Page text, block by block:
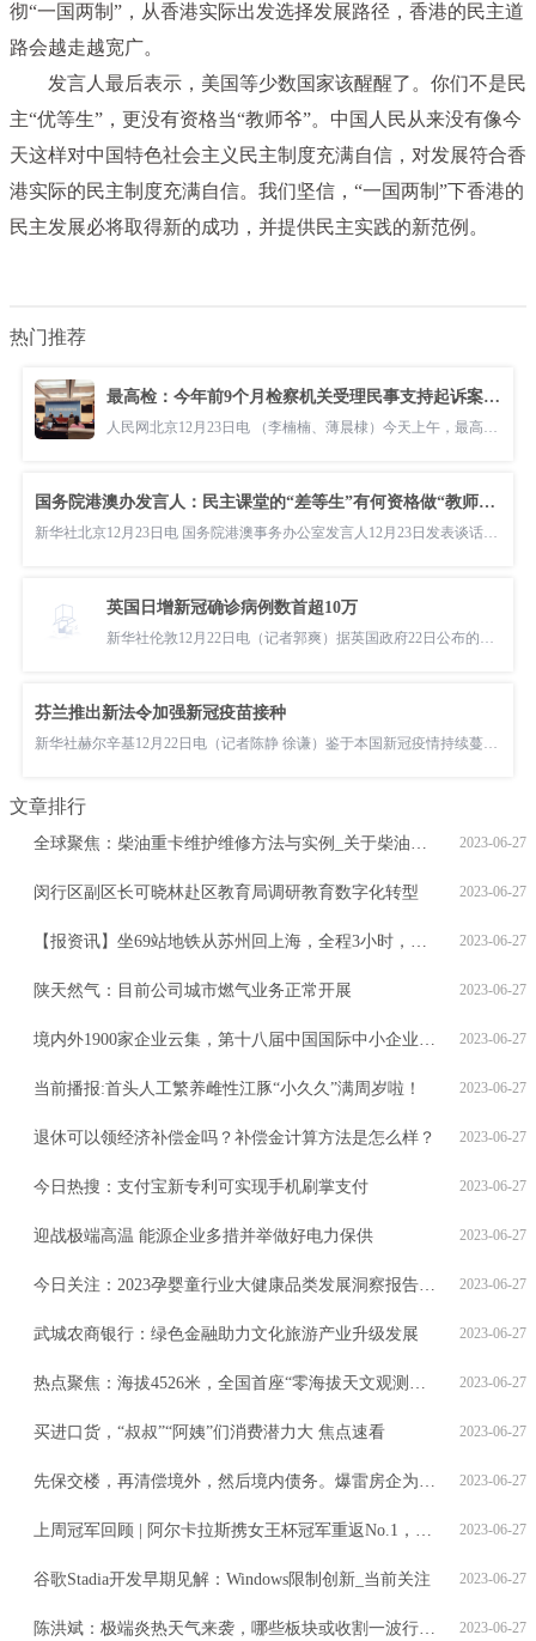
彻“一国两制”，从香港实际出发选择发展路径，香港的民主道
路会越走越宽广。
发言人最后表示，美国等少数国家该醒醒了。你们不是民
主“优等生”，更没有资格当“教师爷”。中国人民从来没有像今
天这样对中国特色社会主义民主制度充满自信，对发展符合香
港实际的民主制度充满自信。我们坚信，“一国两制”下香港的
民主发展必将取得新的成功，并提供民主实践的新范例。
热门推荐
最高检：今年前9个月检察机关受理民事支持起诉案超4万件
人民网北京12月23日电 （李楠楠、薄晨棣）今天上午，最高人民检察院举行“能动履行民事支持起诉职能 依法保障特
国务院港澳办发言人：民主课堂的“差等生”有何资格做“教师爷”
新华社北京12月23日电 国务院港澳事务办公室发言人12月23日发表谈话表示，美国等少数西方国家自身民主搞得一塌糊
英国日增新冠确诊病例数首超10万
新华社伦敦12月22日电（记者郭爽）据英国政府22日公布的数据，该国当天新增新冠确诊病例106122例，是疫情暴发以来
芬兰推出新法令加强新冠疫苗接种
新华社赫尔辛基12月22日电（记者陈静 徐谦）鉴于本国新冠疫情持续蔓延，芬兰政府22日宣布加强疫苗接种的系列举措
文章排行
2023-06-27
全球聚焦：柴油重卡维护维修方法与实例_关于柴油重卡维护维修方法与实例概略
2023-06-27
闵行区副区长可晓林赴区教育局调研教育数字化转型
2023-06-27
【报资讯】坐69站地铁从苏州回上海，全程3小时，值不值？
2023-06-27
陕天然气：目前公司城市燃气业务正常开展
2023-06-27
境内外1900家企业云集，第十八届中国国际中小企业博览会今在广州开幕 快资讯
2023-06-27
当前播报:首头人工繁养雌性江豚“小久久”满周岁啦！
2023-06-27
退休可以领经济补偿金吗？补偿金计算方法是怎么样？
2023-06-27
今日热搜：支付宝新专利可实现手机刷掌支付
2023-06-27
迎战极端高温 能源企业多措并举做好电力保供
2023-06-27
今日关注：2023孕婴童行业大健康品类发展洞察报告在沪发布
2023-06-27
武城农商银行：绿色金融助力文化旅游产业升级发展
2023-06-27
热点聚焦：海拔4526米，全国首座“零海拔天文观测站”交付
2023-06-27
买进口货，“叔叔”“阿姨”们消费潜力大 焦点速看
2023-06-27
先保交楼，再清偿境外，然后境内债务。爆雷房企为何这样排序？-世界微资讯
2023-06-27
上周冠军回顾 | 阿尔卡拉斯携女王杯冠军重返No.1，布勃里克战胜卢布列夫哈雷夺冠
2023-06-27
谷歌Stadia开发早期见解：Windows限制创新_当前关注
2023-06-27
陈洪斌：极端炎热天气来袭，哪些板块或收割一波行情？